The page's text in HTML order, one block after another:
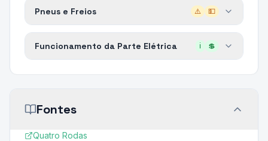
Pneus e Freios ⚠️ 💵
Funcionamento da Parte Elétrica ℹ️ 💲
Fontes
Quatro Rodas